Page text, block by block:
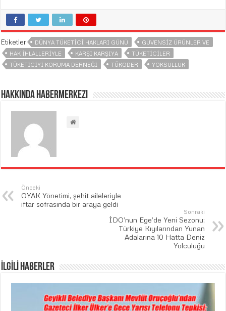
Etiketler DÜNYA TÜKETICI HAKLARI GÜNÜ
GÜVENSIZ ÜRÜNLER VE
HAK İHLALLERIYLE
KARŞI KARŞIYA
TÜKETICILER
TÜKETICIYI KORUMA DERNEĞI
TÜKODER YOKSULLUK
Hakkında habermerkezi
Önceki
OYAK Yönetimi, şehit aileleriyle
iftar sofrasında bir araya geldi
Sonraki
İDO’nun Ege’de Yeni Sezonu;
Türkiye Kıyılarından Yunan
Adalarına 10 Hatta Deniz
Yolculuğu
İLGİLİ HABERLER